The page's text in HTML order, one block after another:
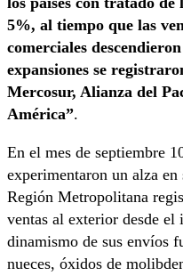
5%, al tiempo que las
comerciales
expansiones se
Mercosur, Alianza del
América”.
En el mes de septiembre
experimentaron un alza
Región Metropolitana
ventas al exterior desde
dinamismo de sus envíos
nueces, óxidos de